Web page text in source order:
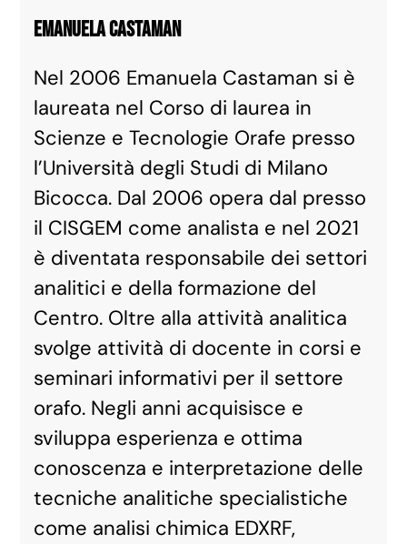
Emanuela Castaman
Nel 2006 Emanuela Castaman si è
laureata nel Corso di laurea in
Scienze e Tecnologie Orafe presso
l’Università degli Studi di Milano
Bicocca. Dal 2006 opera dal presso
il CISGEM come analista e nel 2021
è diventata responsabile dei settori
analitici e della formazione del
Centro. Oltre alla attività analitica
svolge attività di docente in corsi e
seminari informativi per il settore
orafo. Negli anni acquisisce e
sviluppa esperienza e ottima
conoscenza e interpretazione delle
tecniche analitiche specialistiche
come analisi chimica EDXRF,